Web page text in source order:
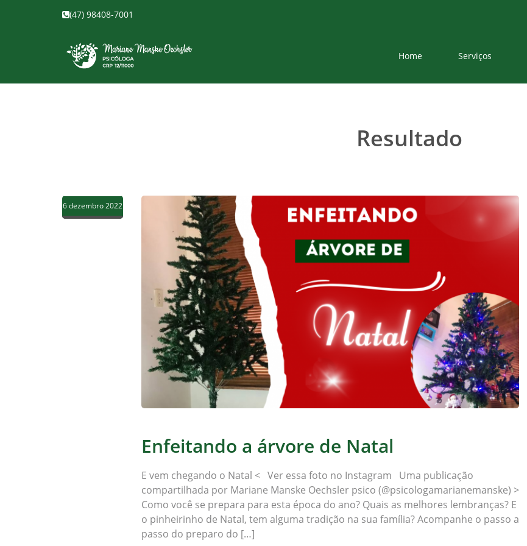
(47) 98408-7001
Home Serviços
Resultado
6 dezembro 2022
Enfeitando a árvore de Natal
E vem chegando o Natal < Ver essa foto no Instagram Uma publicação
compartilhada por Mariane Manske Oechsler psico (@psicologamarianemanske) >
Como você se prepara para esta época do ano? Quais as melhores lembranças? E
o pinheirinho de Natal, tem alguma tradição na sua família? Acompanhe o passo a
passo do preparo do […]